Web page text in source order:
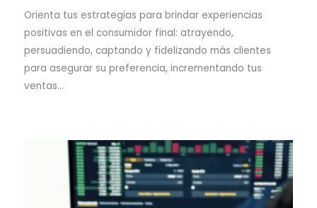
Orienta tus estrategias para brindar experiencias
positivas en el consumidor final: atrayendo,
persuadiendo, captando y fidelizando más clientes
para asegurar su preferencia, incrementando tus
ventas…